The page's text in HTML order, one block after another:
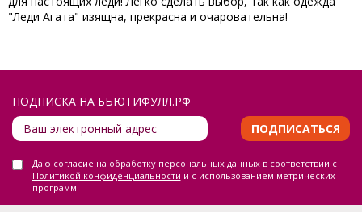
"Леди Агата" изящна, прекрасна и очаровательна!
ПОДПИСКА НА БЬЮТИФУЛЛ.РФ
ПОДПИСАТЬСЯ
Даю согласие на обработку персональных данныхв соответствии с
Политикой конфиденциальности и с использованием метрических
программ